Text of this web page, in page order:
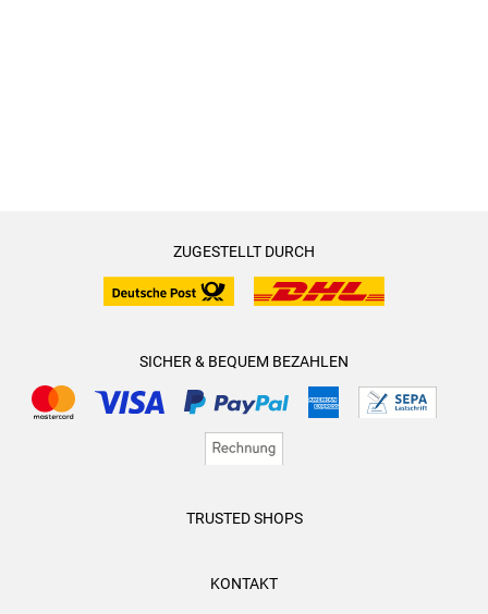
ZUGESTELLT DURCH
SICHER & BEQUEM BEZAHLEN
TRUSTED SHOPS
KONTAKT